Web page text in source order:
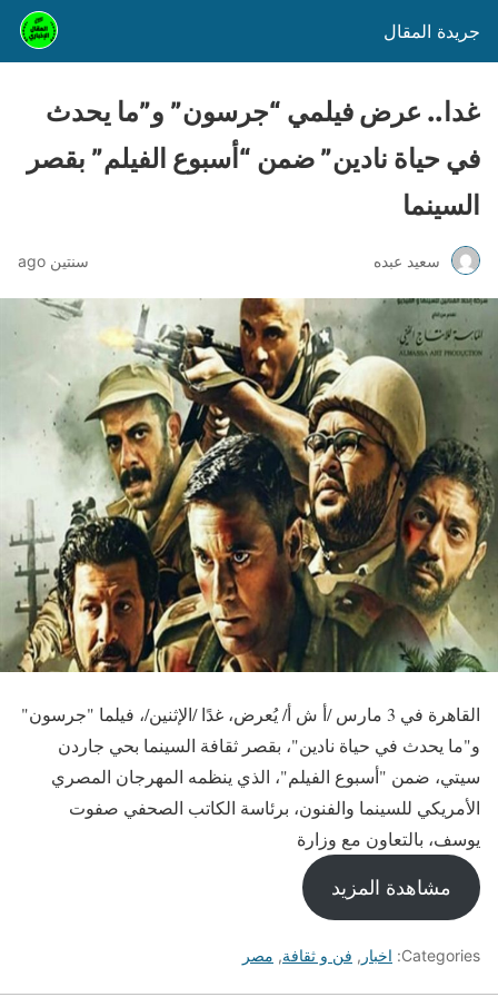
جريدة المقال
غدا.. عرض فيلمي “جرسون” و”ما يحدث
في حياة نادين” ضمن “أسبوع الفيلم” بقصر
السينما
سعيد عبده سنتين ago
القاهرة في 3 مارس /أ ش أ/ يُعرض، غدًا /الإثنين/، فيلما "جرسون"
و"ما يحدث في حياة نادين"، بقصر ثقافة السينما بحي جاردن
سيتي، ضمن "أسبوع الفيلم"، الذي ينظمه المهرجان المصري
الأمريكي للسينما والفنون، برئاسة الكاتب الصحفي صفوت
يوسف، بالتعاون مع وزارة
مشاهدة المزيد
Categories: اخبار , فن و ثقافة, مصر